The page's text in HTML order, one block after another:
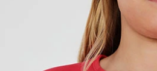
Continua